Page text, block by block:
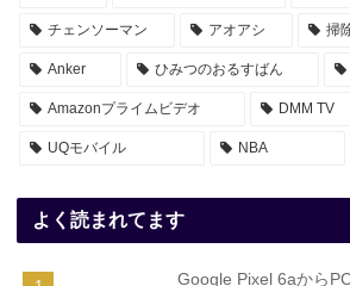
チェンソーマン アオアシ 掃
Anker ひみつのおるすばん
Amazonプライムビデオ DMM TV
UQモバイル NBA
よく読まれてます
Google Pixel 6aから